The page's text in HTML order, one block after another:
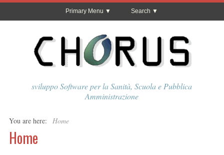
Primary Menu Search
sviluppo Software per la Sanità, Scuola e Pubblica
Amministrazione
You are here: Home
Home